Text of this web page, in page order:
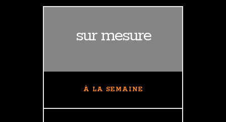
sur mesure
À LA SEMAINE